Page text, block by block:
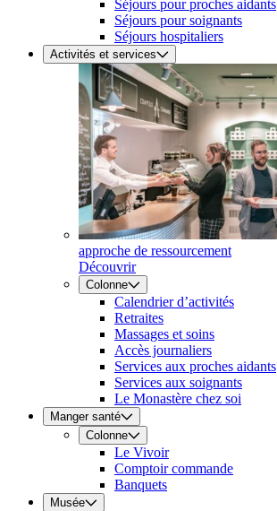
Séjours pour proches aidants
Séjours pour soignants
Séjours hospitaliers
Activités et services
approche de ressourcement
Découvrir
Colonne
Calendrier d’activités
Retraites
Massages et soins
Accès journaliers
Services aux proches aidants
Services aux soignants
Le Monastère chez soi
Manger santé
Colonne
Le Vivoir
Comptoir commande
Banquets
Musée